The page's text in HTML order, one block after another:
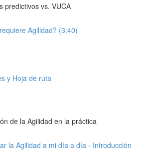
predictivos vs. VUCA
Agilidad? (3:40)
y Hoja de ruta
de la Agilidad en la práctica
la Agilidad a mi día a día - Introducción